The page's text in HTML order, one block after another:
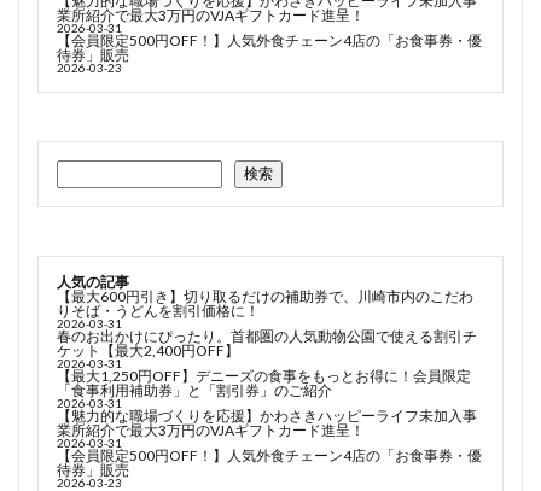
業所紹介で最大3万円のVJAギフトカード進呈！
2026-03-31
【会員限定500円OFF！】人気外食チェーン4店の「お食事券・優
待券」販売
2026-03-23
検索
人気の記事
【最大600円引き】切り取るだけの補助券で、川崎市内のこだわ
りそば・うどんを割引価格に！
2026-03-31
春のお出かけにぴったり。首都圏の人気動物公園で使える割引チ
ケット【最大2,400円OFF】
2026-03-31
【最大1,250円OFF】デニーズの食事をもっとお得に！会員限定
「食事利用補助券」と「割引券」のご紹介
2026-03-31
【魅力的な職場づくりを応援】かわさきハッピーライフ未加入事
業所紹介で最大3万円のVJAギフトカード進呈！
2026-03-31
【会員限定500円OFF！】人気外食チェーン4店の「お食事券・優
待券」販売
2026-03-23